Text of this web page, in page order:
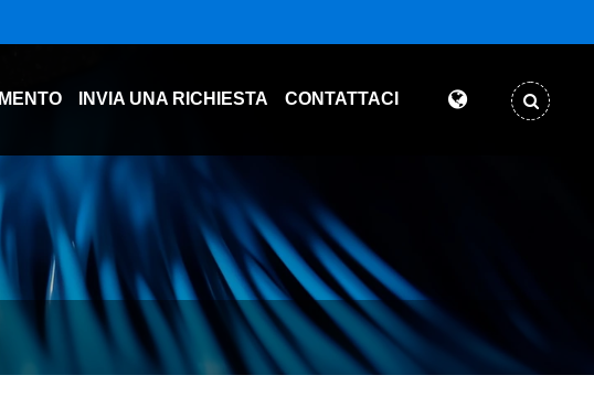
INVIA UNA RICHIESTA CONTATTACI